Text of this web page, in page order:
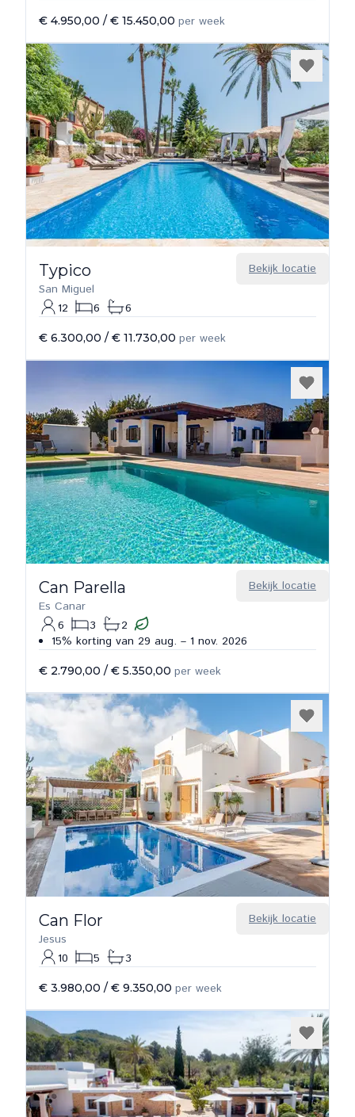
€ 4.950,00 / € 15.450,00 per week
Bekijk locatie
Typico
San Miguel
12
6 6
€ 6.300,00 / € 11.730,00 per week
Bekijk locatie
Can Parella
Es Canar
6
3
2
15% korting van 29 aug. – 1 nov. 2026
€ 2.790,00 / € 5.350,00 per week
Bekijk locatie
Can Flor
Jesus
10
5 3
€ 3.980,00 / € 9.350,00 per week